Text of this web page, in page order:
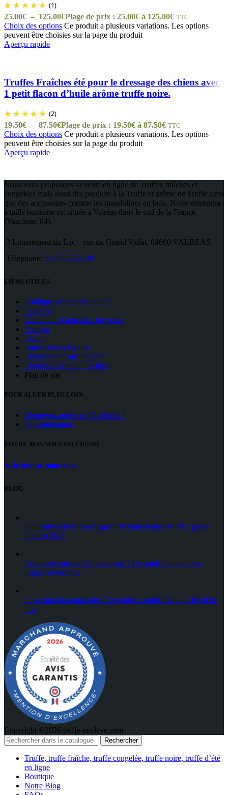
(1)
25.00€ – 125.00€Plage de prix : 25.00€ à 125.00€ TTC
Choix des options Ce produit a plusieurs variations. Les options
peuvent être choisies sur la page du produit
Aperçu rapide
Truffes Fraîches été pour le dressage des chiens avec
1 petit flacon d’huile arôme truffe noire.
(2)
19.50€ – 87.50€Plage de prix : 19.50€ à 87.50€ TTC
Choix des options Ce produit a plusieurs variations. Les options
peuvent être choisies sur la page du produit
Aperçu rapide
Nous vous proposons la vente en ligne de Truffes fraîches et
congelées mais aussi des produits à la Truffe et arôme de Truffe ainsi
que des accessoires comme les mandolines en bois. Notre entreprise
à taille humaine est située à Valréas dans le sud de la France
(Vaucluse, 84).
3 Lotissement du Lac – rue du Grand Vallat, 84600 VALREAS
Téléphone: 04 90 37 34 08
LIENS UTILES
Politique de confidentialité
Cookies
Conditions Générales de vente
Contact
FAQs
Informations légales
Livraison et frais de port
Livraison pendant les fêtes
Plan de site
POUR ALLER PLUS LOIN
Rejoignez-nous sur Facebook !
Nos partenaires
VOTRE AVIS NOUS INTÉRESSE
⭐ Je donne mon avis
BLOG
Où trouver de la poutargue artisanale française ? Le guide
d’achat 2026
Comment cuisiner la poutargue ? Le guide complet des
usages et recettes
C’est quoi la poutargue ? Le guide complet de la truffe de la
mer
Copyright ©2026 truffe-enclave.com
Rechercher
Truffe, truffe fraîche, truffe congelée, truffe noire, truffe d’été
en ligne
Boutique
Notre Blog